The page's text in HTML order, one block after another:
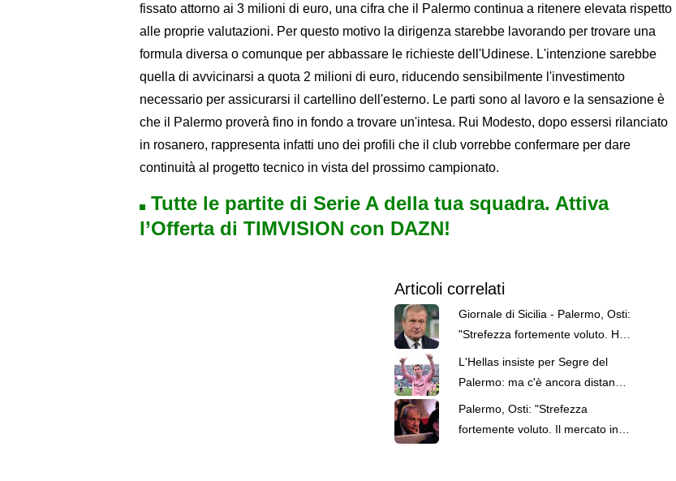
fissato attorno ai 3 milioni di euro, una cifra che il Palermo continua a ritenere elevata rispetto
alle proprie valutazioni. Per questo motivo la dirigenza starebbe lavorando per trovare una
formula diversa o comunque per abbassare le richieste dell'Udinese. L'intenzione sarebbe
quella di avvicinarsi a quota 2 milioni di euro, riducendo sensibilmente l'investimento
necessario per assicurarsi il cartellino dell'esterno. Le parti sono al lavoro e la sensazione è
che il Palermo proverà fino in fondo a trovare un'intesa. Rui Modesto, dopo essersi rilanciato
in rosanero, rappresenta infatti uno dei profili che il club vorrebbe confermare per dare
continuità al progetto tecnico in vista del prossimo campionato.
Tutte le partite di Serie A della tua squadra. Attiva
l’Offerta di TIMVISION con DAZN!
Articoli correlati
Giornale di Sicilia - Palermo, Osti:
"Strefezza fortemente voluto. Ho
saremo vigili"
L'Hellas insiste per Segre del
Palermo: ma c'è ancora distanza
fra le parti
Palermo, Osti: "Strefezza
fortemente voluto. Il mercato in